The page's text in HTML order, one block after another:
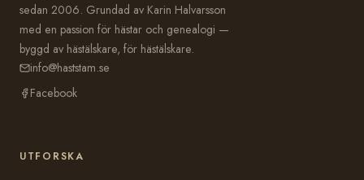
sedan 2006. Grundad av Karin Halvarsson
med en passion för hästar och genealogi —
byggd av hästälskare, för hästälskare.
info@haststam.se
Facebook
UTFORSKA